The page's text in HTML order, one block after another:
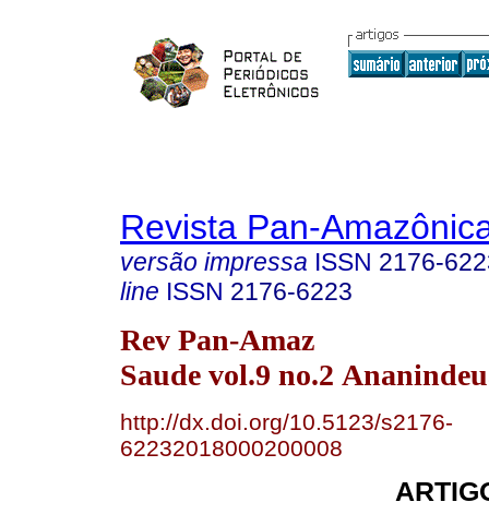
Revista Pan-
versão impressa ISSN 2176-
line ISSN 2176-6223
Rev Pan-Amaz
Saude vol.9 no.2
http://dx.doi.org/10.5123/s2176-
62232018000200008